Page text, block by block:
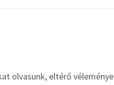
olvasunk, eltérő